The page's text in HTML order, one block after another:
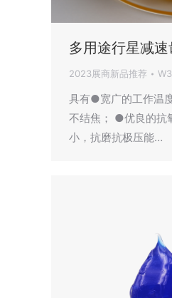
多用途行星减
2023展商新品推荐
具有●宽广的工作温
不结焦； ●优良的抗
小，抗磨抗极压能…